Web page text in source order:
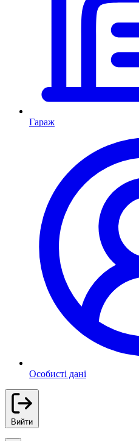
Гараж
Особисті дані
Вийти